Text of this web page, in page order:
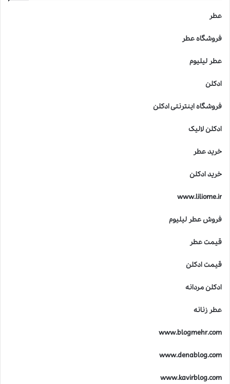
عطر
فروشگاه عطر
عطر لیلیوم
ادکلن
فروشگاه اینترنتی ادکلن
ادکلن لالیک
خرید عطر
خرید ادکلن
www.liliome.ir
فروش عطر لیلیوم
قیمت عطر
قیمت ادکلن
ادکلن مردانه
عطر زنانه
www.blogmehr.com
www.denablog.com
www.kavirblog.com